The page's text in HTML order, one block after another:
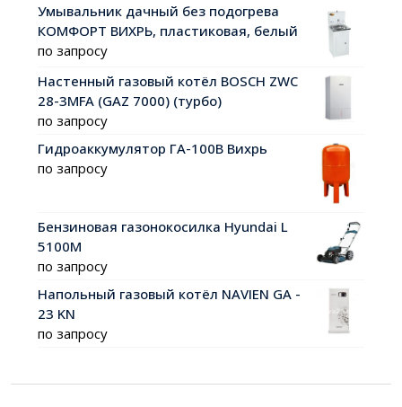
Умывальник дачный без подогрева
КОМФОРТ ВИХРЬ, пластиковая, белый
по запросу
Настенный газовый котёл BOSCH ZWC
28-3MFA (GAZ 7000) (турбо)
по запросу
Гидроаккумулятор ГА-100В Вихрь
по запросу
Бензиновая газонокосилка Hyundai L
5100M
по запросу
Напольный газовый котёл NAVIEN GA -
23 KN
по запросу